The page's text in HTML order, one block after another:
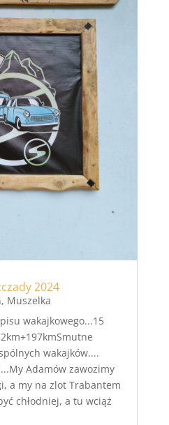
2024
, Muszelka
wakajkowego...15
wakajków....
Adamów zawozimy
a my na zlot Trabantem
chłodniej, a tu wciąż